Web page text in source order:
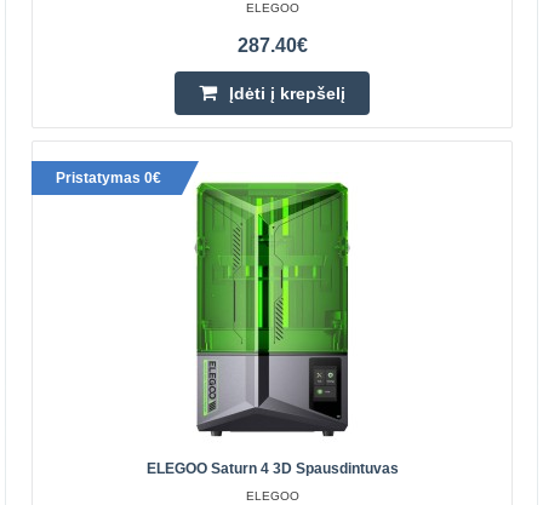
Neprilygstamas tikslumas su 10K raiška 7 colių 10K mono
LCD ekranas su 9024x5120 skiriamąja geba ir 17x17μm
Prekių Pristatymas 4-6 D.d.
Įdėti į krepšelį
Pridėti prie pageidavimų sąrašo
ELEGOO
287.40€
Įdėti į krepšelį
Pristatymas 0€
ELEGOO Saturn 4 3D Spausdintuvas
ELEGOO